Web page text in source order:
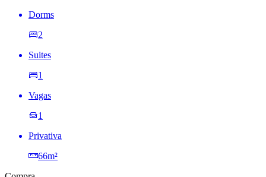
Dorms
2
Suites
1
Vagas
1
Privativa
66m²